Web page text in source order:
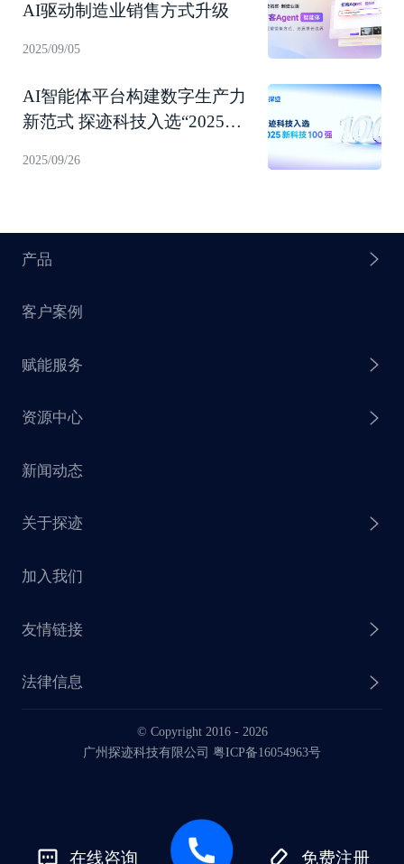
AI驱动制造业销售方式升级
2025/09/05
AI智能体平台构建数字生产力
新范式 探迹科技入选“2025新
2025/09/26
产品
探迹 AI Agent
探迹 AI 拓客
探迹 AI 触达
探迹 AI CRM
客户案例
赋能服务
赋能计划
资源中心
销售干货
探迹大数据研究院
新闻动态
关于探迹
企业介绍
联系我们
业务动态
加入我们
友情链接
法律信息
法律声明
© Copyright 2016 - 2026
广州探迹科技有限公司 粤ICP备16054963号
在线咨询 免费注册